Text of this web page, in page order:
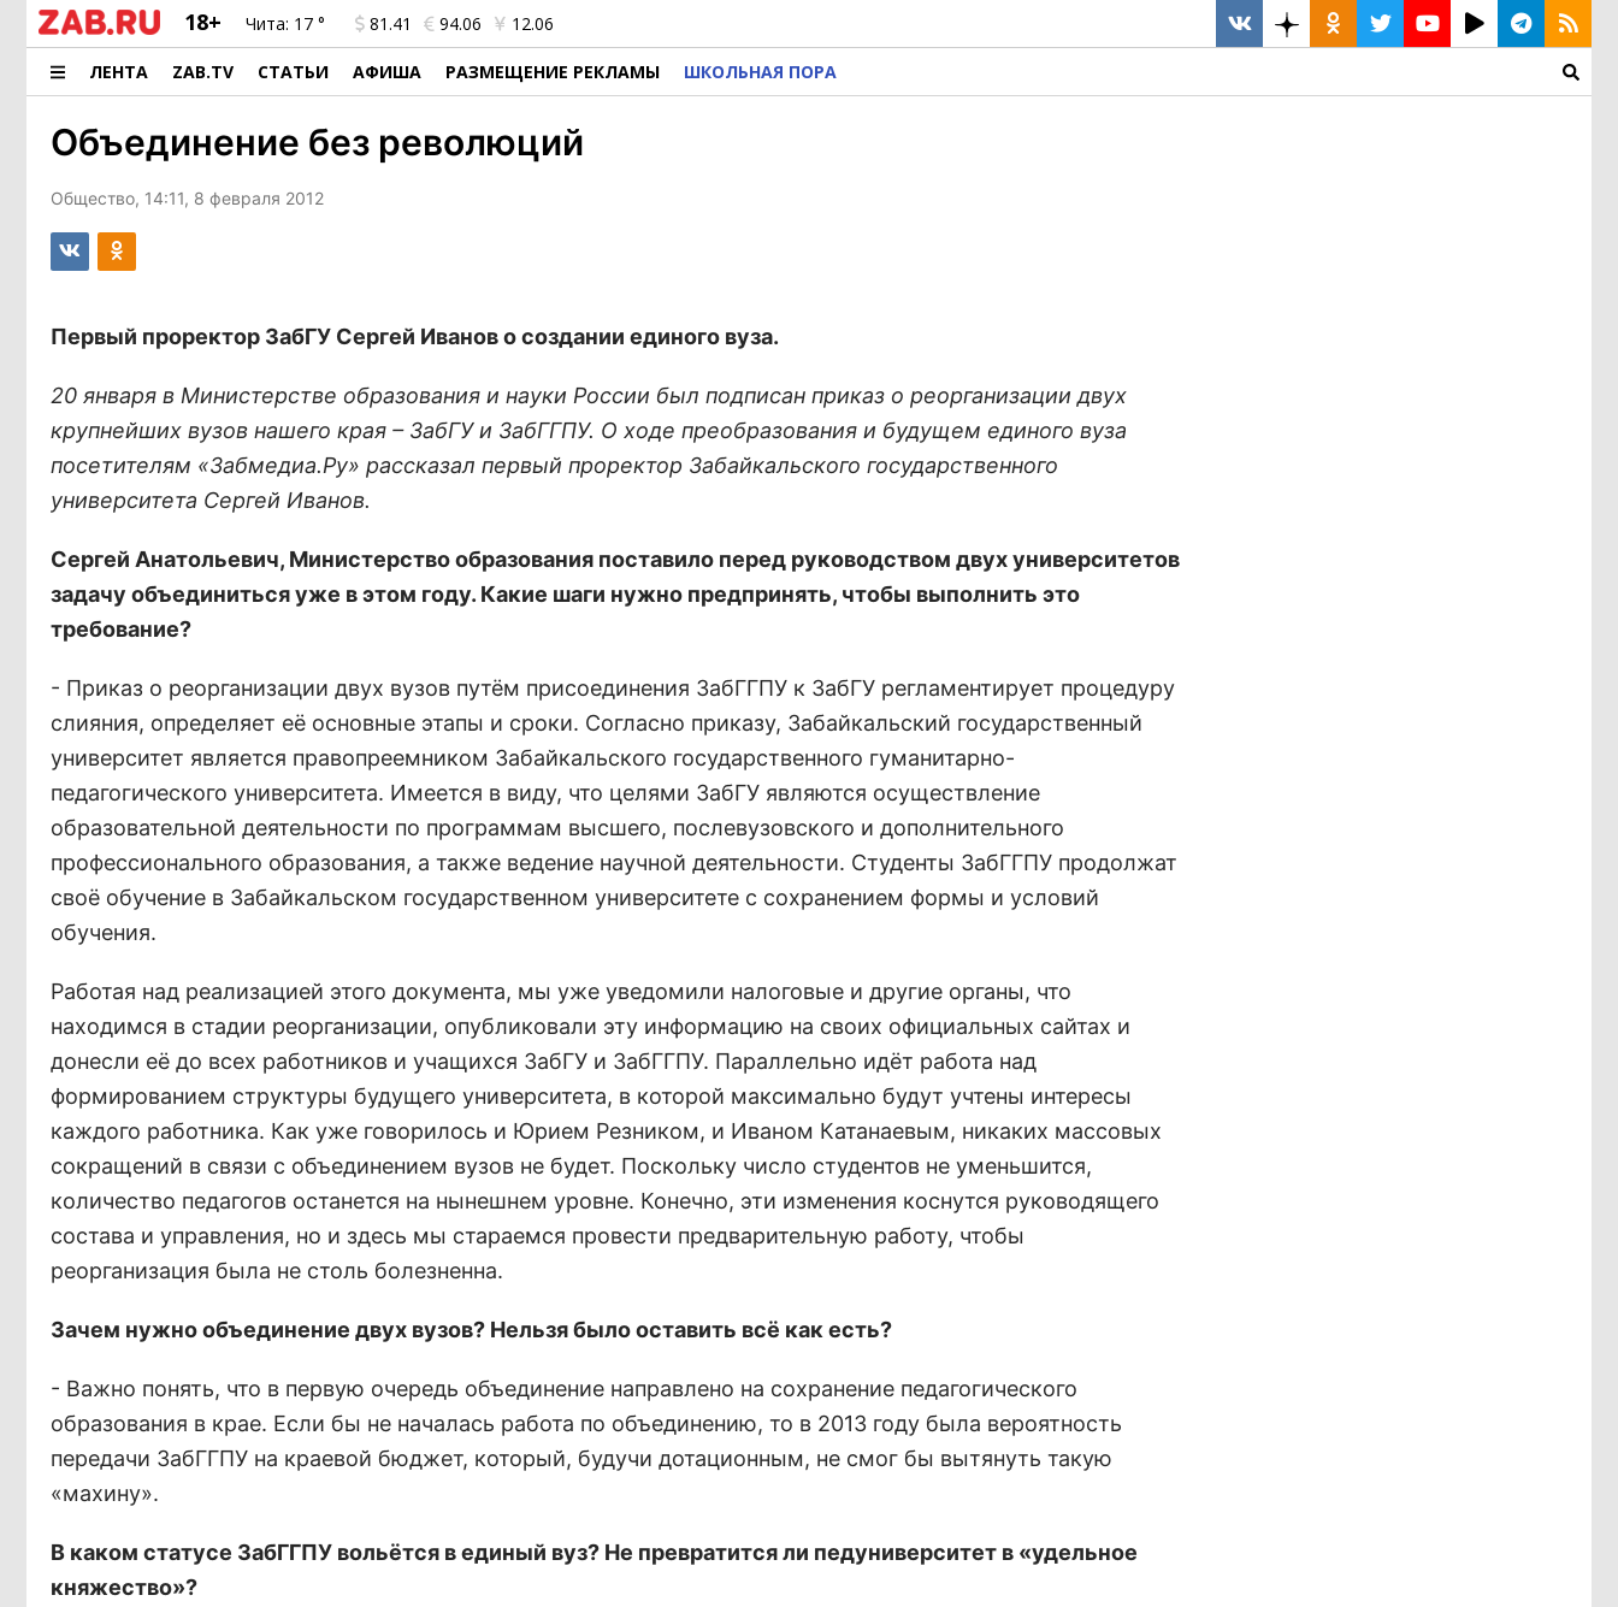
18+ Чита: 17 ° 81.41 94.06 12.06
ЛЕНТА ZAB.TV СТАТЬИ АФИША РАЗМЕЩЕНИЕ РЕКЛАМЫ ШКОЛЬНАЯ ПОРА
Объединение без революций
Общество, 14:11, 8 февраля 2012
Первый проректор ЗабГУ Сергей Иванов о создании единого вуза.
20 января в Министерстве образования и науки России был подписан приказ о реорганизации двух
крупнейших вузов нашего края – ЗабГУ и ЗабГГПУ. О ходе преобразования и будущем единого вуза
посетителям «Забмедиа.Ру» рассказал первый проректор Забайкальского государственного
университета Сергей Иванов.
Сергей Анатольевич, Министерство образования поставило перед руководством двух университетов
задачу объединиться уже в этом году. Какие шаги нужно предпринять, чтобы выполнить это
требование?
- Приказ о реорганизации двух вузов путём присоединения ЗабГГПУ к ЗабГУ регламентирует процедуру
слияния, определяет её основные этапы и сроки. Согласно приказу, Забайкальский государственный
университет является правопреемником Забайкальского государственного гуманитарно-
педагогического университета. Имеется в виду, что целями ЗабГУ являются осуществление
образовательной деятельности по программам высшего, послевузовского и дополнительного
профессионального образования, а также ведение научной деятельности. Студенты ЗабГГПУ продолжат
своё обучение в Забайкальском государственном университете с сохранением формы и условий
обучения.
Работая над реализацией этого документа, мы уже уведомили налоговые и другие органы, что
находимся в стадии реорганизации, опубликовали эту информацию на своих официальных сайтах и
донесли её до всех работников и учащихся ЗабГУ и ЗабГГПУ. Параллельно идёт работа над
формированием структуры будущего университета, в которой максимально будут учтены интересы
каждого работника. Как уже говорилось и Юрием Резником, и Иваном Катанаевым, никаких массовых
сокращений в связи с объединением вузов не будет. Поскольку число студентов не уменьшится,
количество педагогов останется на нынешнем уровне. Конечно, эти изменения коснутся руководящего
состава и управления, но и здесь мы стараемся провести предварительную работу, чтобы
реорганизация была не столь болезненна.
Зачем нужно объединение двух вузов? Нельзя было оставить всё как есть?
- Важно понять, что в первую очередь объединение направлено на сохранение педагогического
образования в крае. Если бы не началась работа по объединению, то в 2013 году была вероятность
передачи ЗабГГПУ на краевой бюджет, который, будучи дотационным, не смог бы вытянуть такую
«махину».
В каком статусе ЗабГГПУ вольётся в единый вуз? Не превратится ли педуниверситет в «удельное
княжество»?